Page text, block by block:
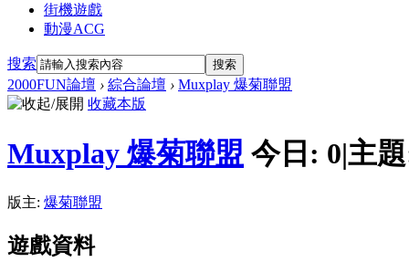
街機遊戲
動漫ACG
搜索 搜索
2000FUN論壇 › 綜合論壇 › Muxplay 爆菊聯盟
收藏本版
Muxplay 爆菊聯盟 今日: 0|主
版主: 爆菊聯盟
遊戲資料